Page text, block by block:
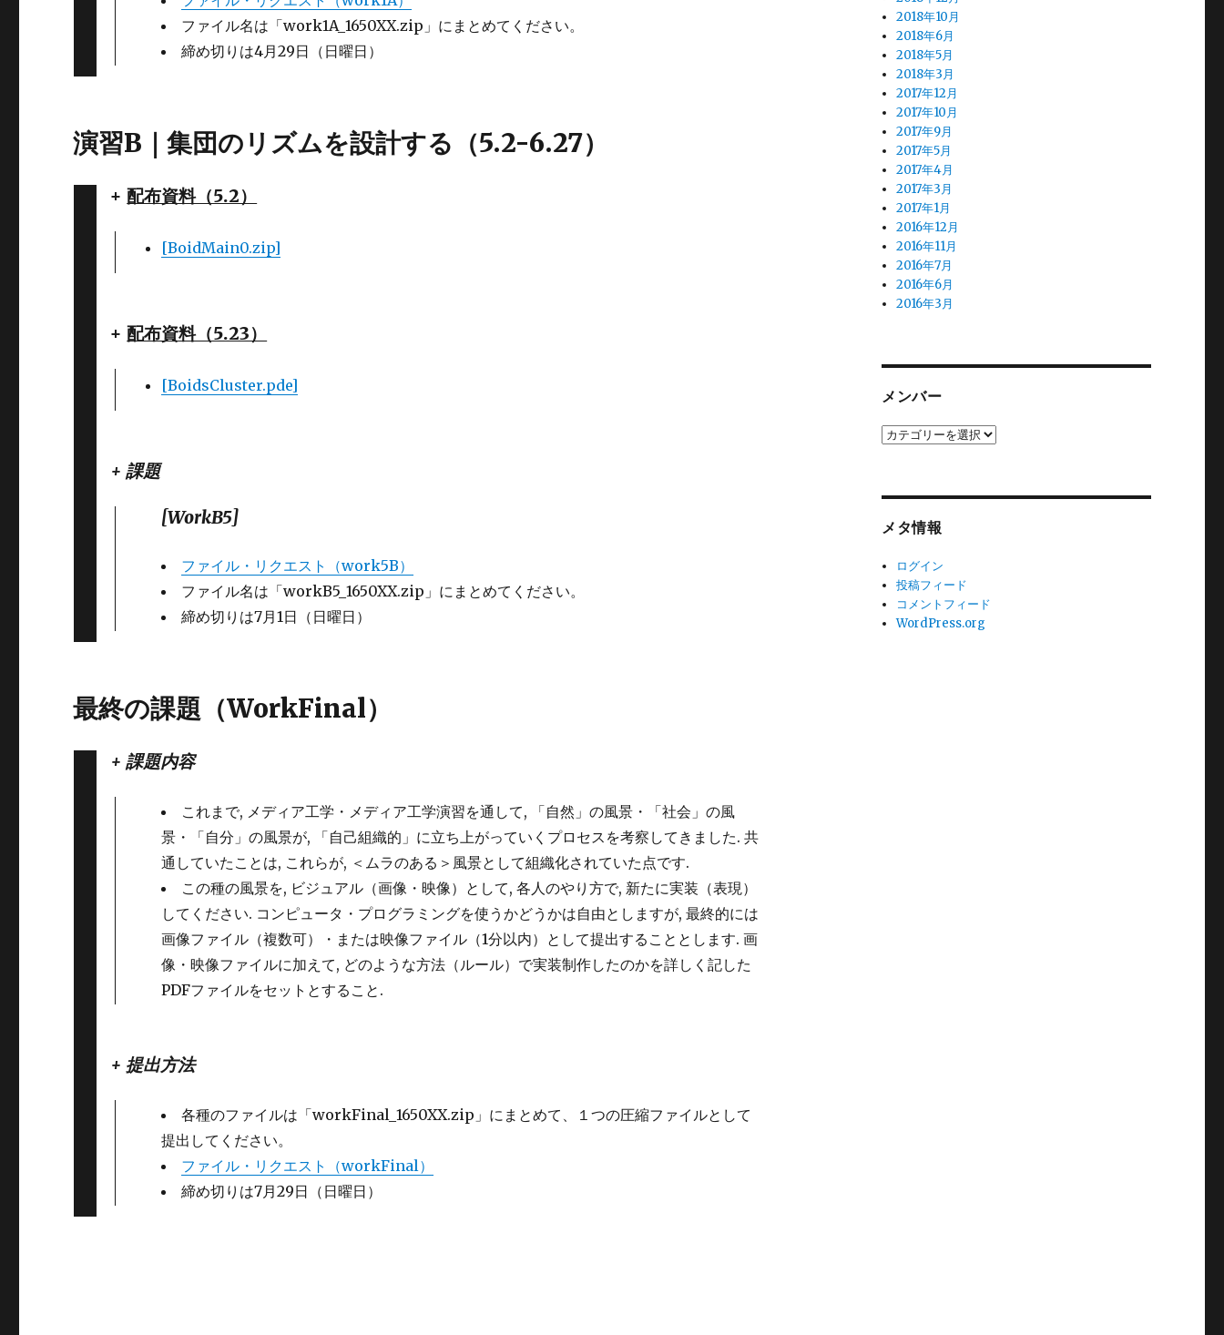
ファイル名は「work1A_1650XX.zip」にまとめてください。
締め切りは4月29日（日曜日）
演習B｜集団のリズムを設計する（5.2-6.27）
+配布資料（5.2）
[BoidMain0.zip]
+配布資料（5.23）
[BoidsCluster.pde]
+ 課題
[WorkB5]
ファイル・リクエスト（work5B）
ファイル名は「workB5_1650XX.zip」にまとめてください。
締め切りは7月1日（日曜日）
最終の課題（WorkFinal）
+ 課題内容
これまで, メディア工学・メディア工学演習を通して, 「自然」の風景・「社会」の風
景・「自分」の風景が, 「自己組織的」に立ち上がっていくプロセスを考察してきました. 共
通していたことは, これらが, ＜ムラのある＞風景として組織化されていた点です.
この種の風景を, ビジュアル（画像・映像）として, 各人のやり方で, 新たに実装（表現）
してください. コンピュータ・プログラミングを使うかどうかは自由としますが, 最終的には
画像ファイル（複数可）・または映像ファイル（1分以内）として提出することとします. 画
像・映像ファイルに加えて, どのような方法（ルール）で実装制作したのかを詳しく記した
PDFファイルをセットとすること.
+ 提出方法
各種のファイルは「workFinal_1650XX.zip」にまとめて、１つの圧縮ファイルとして
提出してください。
ファイル・リクエスト（workFinal）
締め切りは7月29日（日曜日）
2018年10月
2018年6月
2018年5月
2018年3月
2017年12月
2017年10月
2017年9月
2017年5月
2017年4月
2017年3月
2017年1月
2016年12月
2016年11月
2016年7月
2016年6月
2016年3月
メンバー
メ
メタ情報
ログイン
投稿フィード
コメントフィード
WordPress.org